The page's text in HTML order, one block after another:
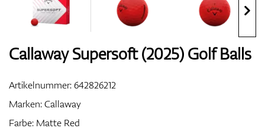
Bags
Callaway Supersoft (2025) Golf Balls
Artikelnummer:642826212
Marken:Callaway
Farbe: Matte Red